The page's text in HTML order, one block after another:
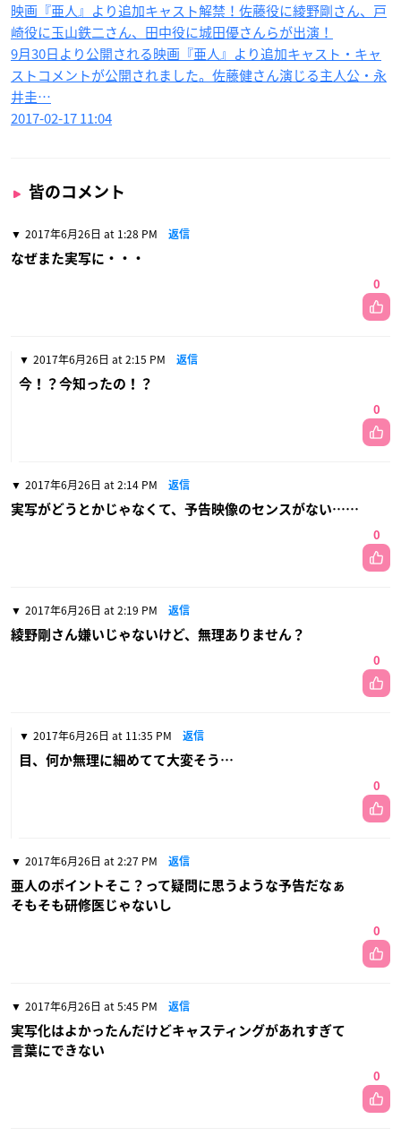
映画『亜人』より追加キャスト解禁！佐藤役に綾野剛さん、​戸
崎役に玉山鉄二さん、​田中役に城田優さんらが出演！
9月30日より公開される映画『亜人』より追加キャスト・キャ
ストコメントが公開されました。佐藤健さん演じる主人公・永
井圭…
2017-02-17 11:04
皆のコメント
2017年6月26日 at 1:28 PM 返信
なぜまた実写に・・・
0
2017年6月26日 at 2:15 PM 返信
今！？今知ったの！？
0
2017年6月26日 at 2:14 PM 返信
実写がどうとかじゃなくて、予告映像のセンスがない……
0
2017年6月26日 at 2:19 PM 返信
綾野剛さん嫌いじゃないけど、無理ありません？
0
2017年6月26日 at 11:35 PM 返信
目、何か無理に細めてて大変そう…
0
2017年6月26日 at 2:27 PM 返信
亜人のポイントそこ？って疑問に思うような予告だなぁ
そもそも研修医じゃないし
0
2017年6月26日 at 5:45 PM 返信
実写化はよかったんだけどキャスティングがあれすぎて
言葉にできない
0